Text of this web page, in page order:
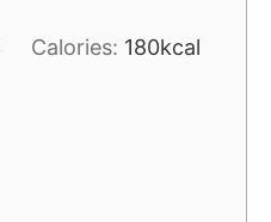
Calories: 180kcal